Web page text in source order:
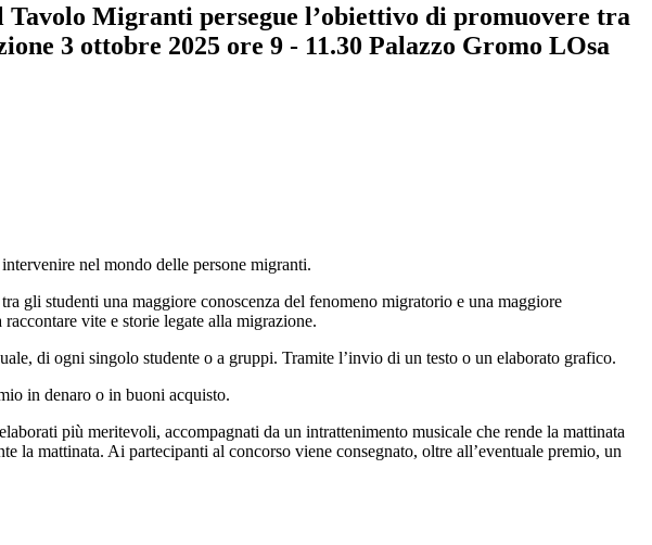
Migranti persegue l’obiettivo di promuovere tra
3 ottobre 2025 ore 9 - 11.30 Palazzo Gromo LOsa
nel mondo delle persone migranti.
gli studenti una maggiore conoscenza del fenomeno migratorio e una maggiore
vite e storie legate alla migrazione.
di ogni singolo studente o a gruppi. Tramite l’invio di un testo o un elaborato grafico.
in denaro o in buoni acquisto.
più meritevoli, accompagnati da un intrattenimento musicale che rende la mattinata
la mattinata. Ai partecipanti al concorso viene consegnato, oltre all’eventuale premio, un